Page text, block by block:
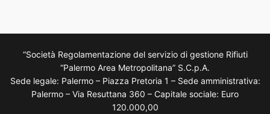
“Società Regolamentazione del servizio di gestione Rifiuti
“Palermo Area Metropolitana” S.C.p.A.
Sede legale: Palermo – Piazza Pretoria 1 – Sede amministrativa:
Palermo – Via Resuttana 360 – Capitale sociale: Euro
120.000,00